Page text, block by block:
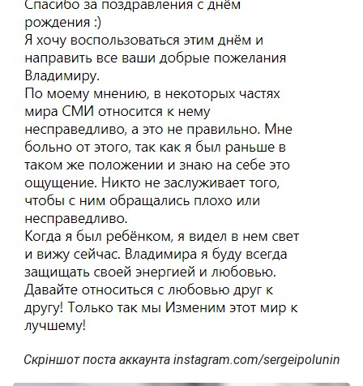
Скріншот поста аккаунта instagram.com/sergeipolunin